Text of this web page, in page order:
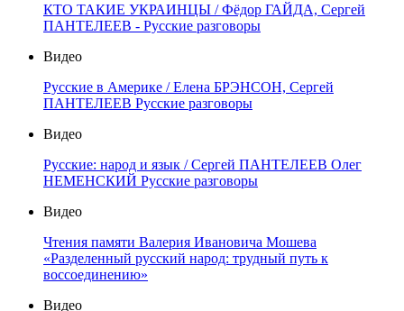
КТО ТАКИЕ УКРАИНЦЫ / Фёдор ГАЙДА, Сергей
ПАНТЕЛЕЕВ - Русские разговоры
Видео
Русские в Америке / Елена БРЭНСОН, Сергей
ПАНТЕЛЕЕВ Русские разговоры
Видео
Русские: народ и язык / Сергей ПАНТЕЛЕЕВ Олег
НЕМЕНСКИЙ Русские разговоры
Видео
Чтения памяти Валерия Ивановича Мошева
«Разделенный русский народ: трудный путь к
воссоединению»
Видео